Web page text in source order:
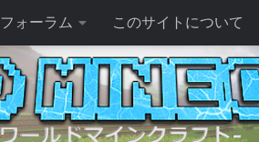
フォーラム このサイトについて